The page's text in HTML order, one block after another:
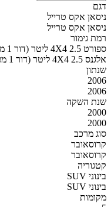
דגם
ניסאן אקס טרייל
ניסאן אקס טרייל
רמת גימור
ספורט 4X4 2.5 ליטר (דור 1 מעודכן)
אלגנס 4X4 2.5 ליטר (דור 1 מעודכן)
שנתון
2006
2006
שנת השקה
2000
2000
סוג מרכב
קרוסאובר
קרוסאובר
קטגוריה
SUV בינוני
SUV בינוני
מקומות